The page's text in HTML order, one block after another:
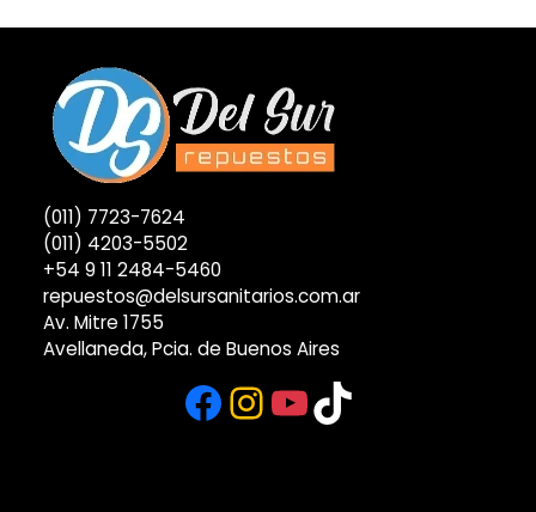
(011) 7723-7624
(011) 4203-5502
+54 9 11 2484-5460
repuestos@delsursanitarios.com.ar
Av. Mitre 1755
Avellaneda, Pcia. de Buenos Aires
Facebook
Instagram
YouTube
TikTok